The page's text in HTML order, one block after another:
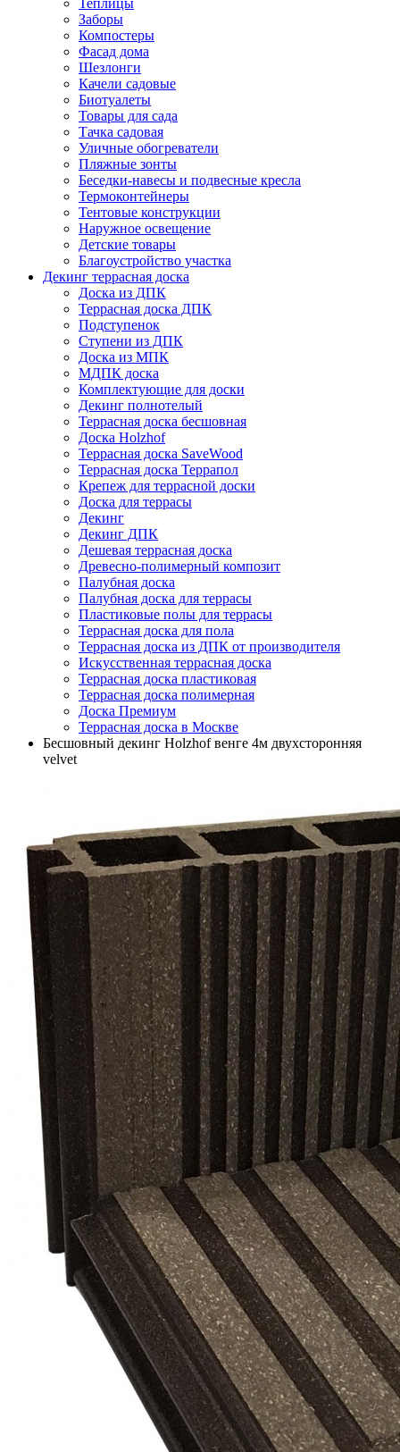
Теплицы
Заборы
Компостеры
Фасад дома
Шезлонги
Качели садовые
Биотуалеты
Товары для сада
Тачка садовая
Уличные обогреватели
Пляжные зонты
Беседки-навесы и подвесные кресла
Термоконтейнеры
Тентовые конструкции
Наружное освещение
Детские товары
Благоустройство участка
Декинг террасная доска
Доска из ДПК
Террасная доска ДПК
Подступенок
Ступени из ДПК
Доска из МПК
МДПК доска
Комплектующие для доски
Декинг полнотелый
Террасная доска бесшовная
Доска Holzhof
Террасная доска SaveWood
Террасная доска Террапол
Крепеж для террасной доски
Доска для террасы
Декинг
Декинг ДПК
Дешевая террасная доска
Древесно-полимерный композит
Палубная доска
Палубная доска для террасы
Пластиковые полы для террасы
Террасная доска для пола
Террасная доска из ДПК от производителя
Искусственная террасная доска
Террасная доска пластиковая
Террасная доска полимерная
Доска Премиум
Террасная доска в Москве
Бесшовный декинг Holzhof венге 4м двухсторонняя
velvet